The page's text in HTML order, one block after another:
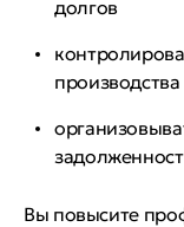
долгов
производства
Вы повысите